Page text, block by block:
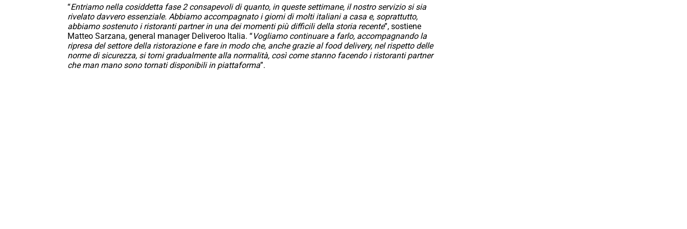
“Entriamo nella cosiddetta fase 2 consapevoli di quanto, in queste settimane, il nostro servizio si sia
rivelato davvero essenziale. Abbiamo accompagnato i giorni di molti italiani a casa e, soprattutto,
abbiamo sostenuto i ristoranti partner in una dei momenti più difficili della storia recente”, sostiene
Matteo Sarzana, general manager Deliveroo Italia. “Vogliamo continuare a farlo, accompagnando la
ripresa del settore della ristorazione e fare in modo che, anche grazie al food delivery, nel rispetto delle
norme di sicurezza, si torni gradualmente alla normalità, così come stanno facendo i ristoranti partner
che man mano sono tornati disponibili in piattaforma”.